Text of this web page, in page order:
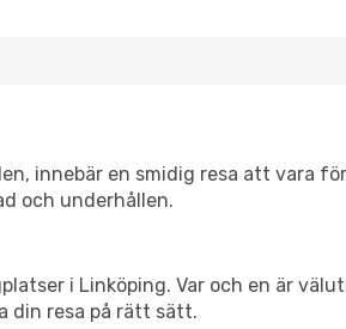
innebär en smidig resa att vara
och underhållen.
i Linköping. Var och en är
resa på rätt sätt.